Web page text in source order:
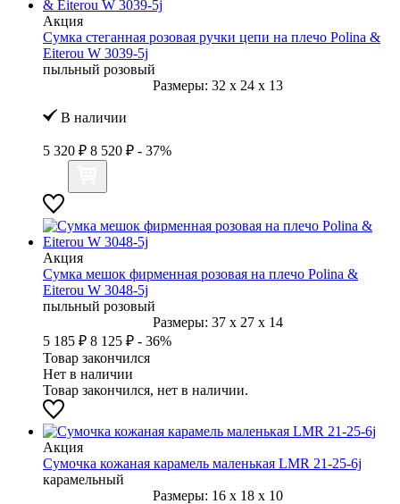
Акция
Сумка стеганная розовая ручки цепи на плечо Polina &
Eiterou W 3039-5j
пыльный розовый
Размеры: 32 x 24 x 13
В наличии
5 320 ₽ 8 520 ₽ - 37%
Акция
Сумка мешок фирменная розовая на плечо Polina &
Eiterou W 3048-5j
пыльный розовый
Размеры: 37 x 27 x 14
5 185 ₽ 8 125 ₽ - 36%
Товар закончился
Нет в наличии
Товар закончился, нет в наличии.
Акция
Сумочка кожаная карамель маленькая LMR 21-25-6j
карамельный
Размеры: 16 x 18 x 10